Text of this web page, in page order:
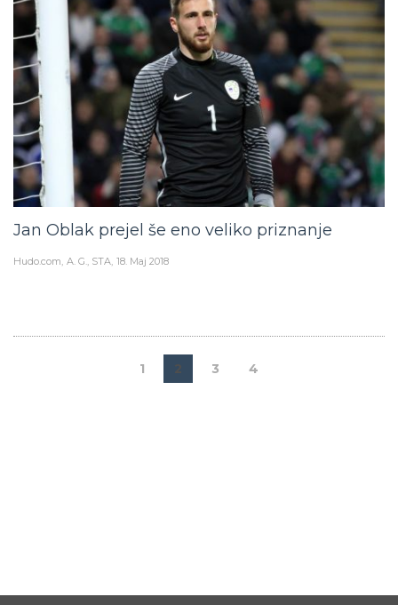
Jan Oblak prejel še eno veliko priznanje
Hudo.com A. G., STA 18. Maj 2018
1 2 3 4